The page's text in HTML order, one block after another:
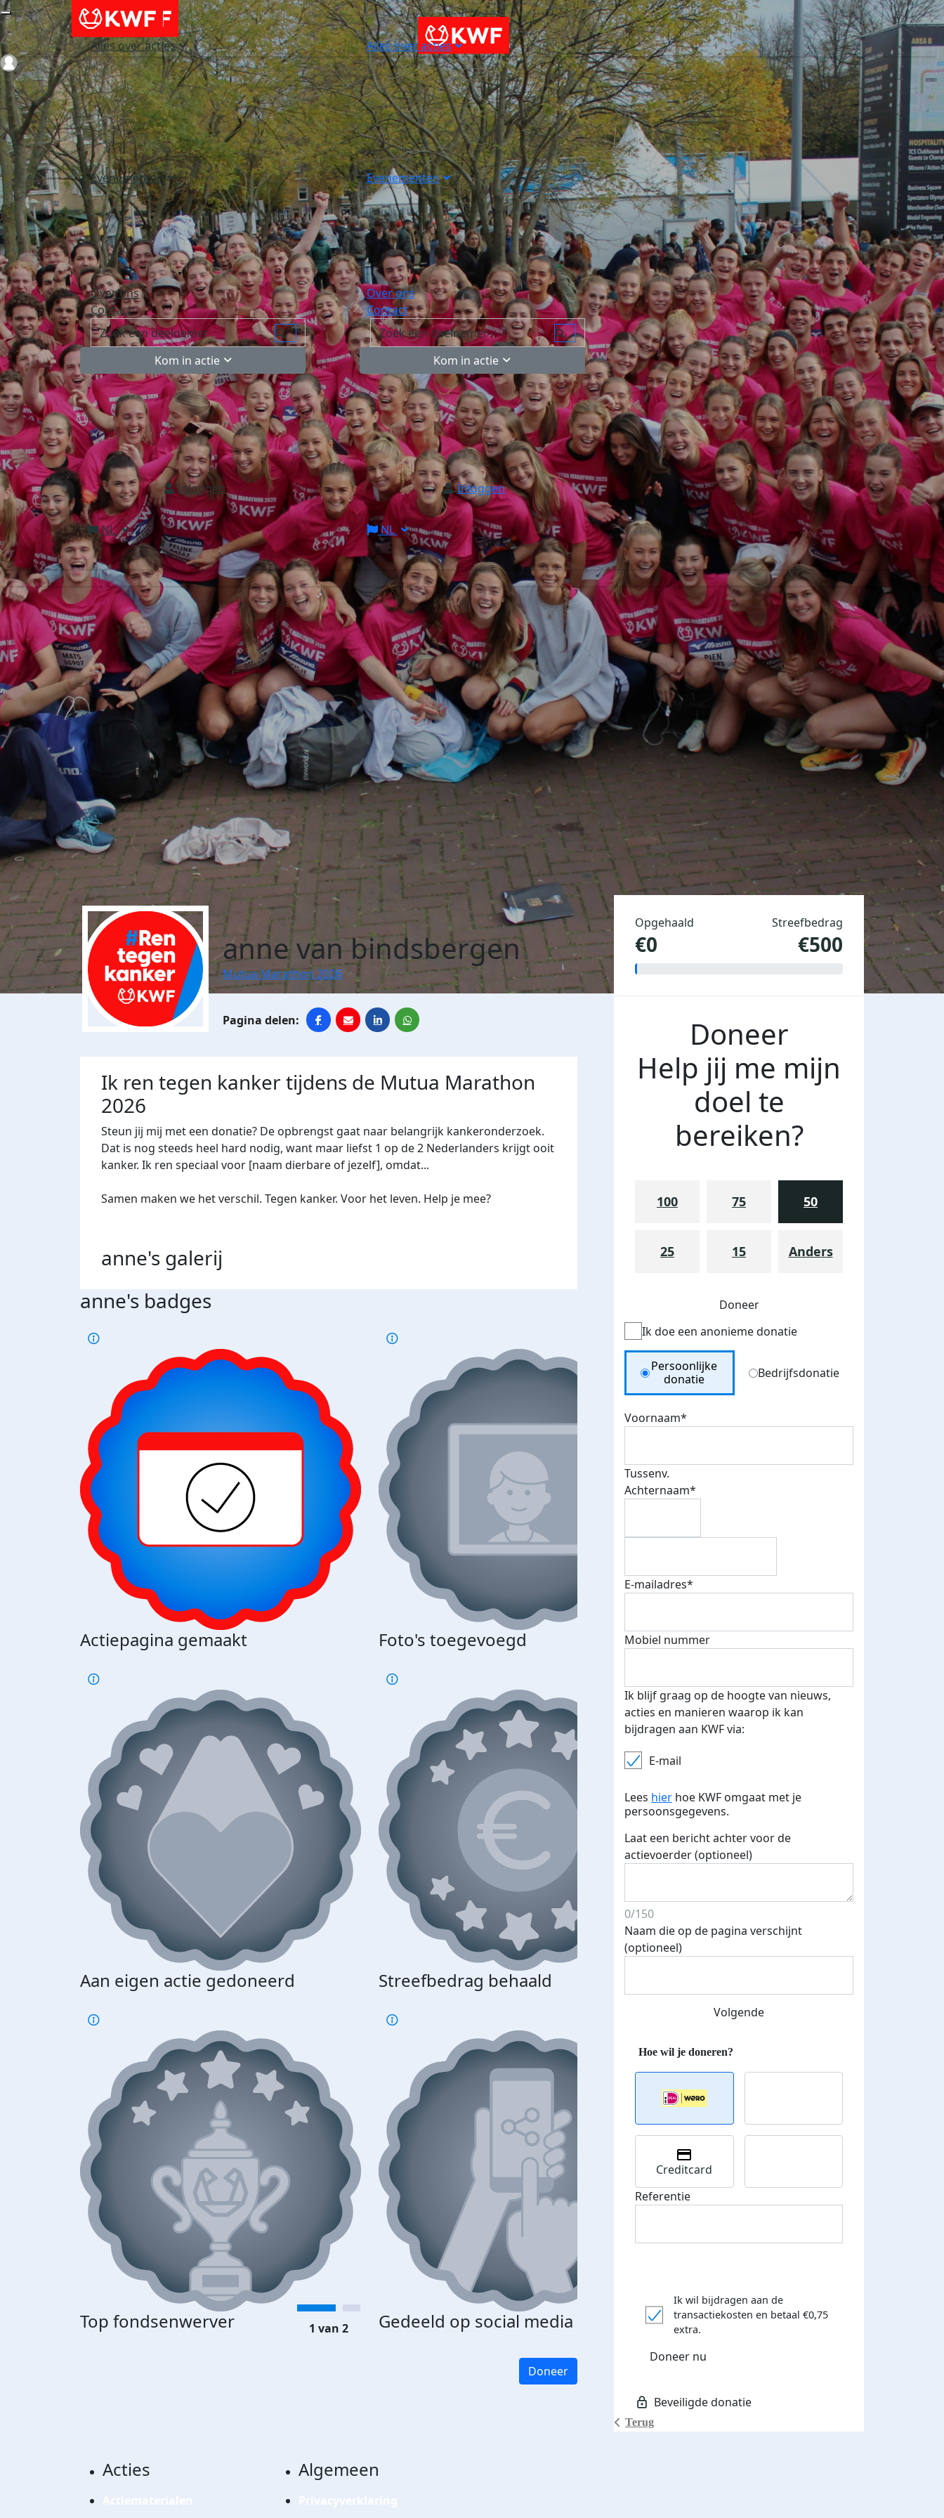
Alles over acties
Evenementen
Over ons
Contact
Kom in actie
Inloggen
NL
Alles over acties
Evenementen
Over ons
Contact
Kom in actie
Inloggen
NL
Login
anne van bindsbergen
Mutua Marathon 2026
Ik ren tegen kanker tijdens de Mutua Marathon
2026
Steun jij mij met een donatie? De opbrengst gaat naar belangrijk kankeronderzoek.
Dat is nog steeds heel hard nodig, want maar liefst 1 op de 2 Nederlanders krijgt ooit
kanker. Ik ren speciaal voor [naam dierbare of jezelf], omdat...
Samen maken we het verschil. Tegen kanker. Voor het leven. Help je mee?
anne's galerij
anne's badges
Actiepagina gemaakt Foto's toegevoegd E-mails verstuurd
Aan eigen actie gedoneerd Streefbedrag behaald
Top fondsenwerver Gedeeld op social media Donateurs bedankt
€500 euro opgehaald: t-shirt
1 van 2
Doneer
Opgehaald
€0
Streefbedrag
€500
Doneer
Help jij me mijn
doel te
bereiken?
100 75 50
25 15 Anders
Doneer
Ik doe een anonieme donatie
Donation Type
Persoonlijke
donatie
Bedrijfsdonatie
Voornaam*
Tussenv.
Achternaam*
E-mailadres*
Mobiel nummer
Ik blijf graag op de hoogte van nieuws,
acties en manieren waarop ik kan
bijdragen aan KWF via:
E-mail
Lees hier hoe KWF omgaat met je
persoonsgegevens.
Laat een bericht achter voor de
actievoerder (optioneel)
0/150
Naam die op de pagina verschijnt
(optioneel)
Volgende
Terug
Creditcard
Referentie
Ik wil bijdragen aan de
transactiekosten en betaal €0,75
extra.
Doneer nu
Acties Algemeen